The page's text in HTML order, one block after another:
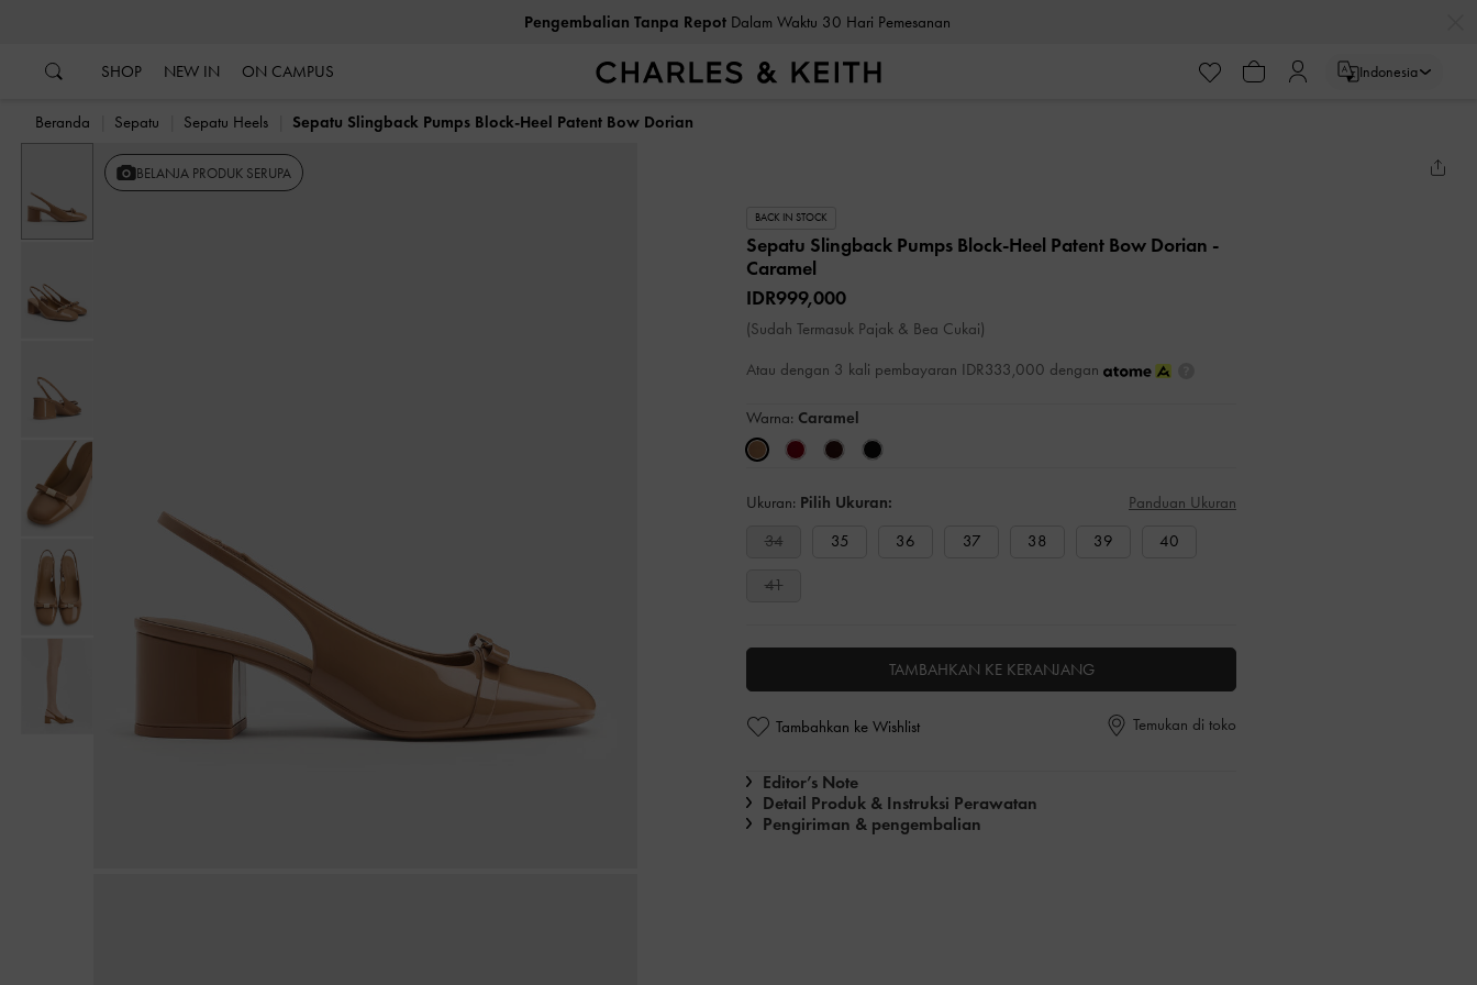
Pengembalian Tanpa RepotDalam Waktu 30 Hari Pemesanan
SHOP NEW IN ON CAMPUS Indonesia
Beranda Sepatu Sepatu Heels Sepatu Slingback Pumps Block-Heel Patent Bow Dorian
BELANJA PRODUK SERUPA
BACK IN STOCK
Sepatu Slingback Pumps Block-Heel Patent Bow Dorian -
Caramel
IDR999,000
(Sudah Termasuk Pajak & Bea Cukai)
Atau dengan 3 kali pembayaran IDR333,000 dengan
Warna: Caramel
Ukuran: Pilih Ukuran:
Panduan Ukuran
34
35 36 37 38 39 40
41
TAMBAHKAN KE KERANJANG
Tambahkan ke Wishlist Temukan di toko
Editor’s Note
Detail Produk & Instruksi Perawatan
Pengiriman & pengembalian